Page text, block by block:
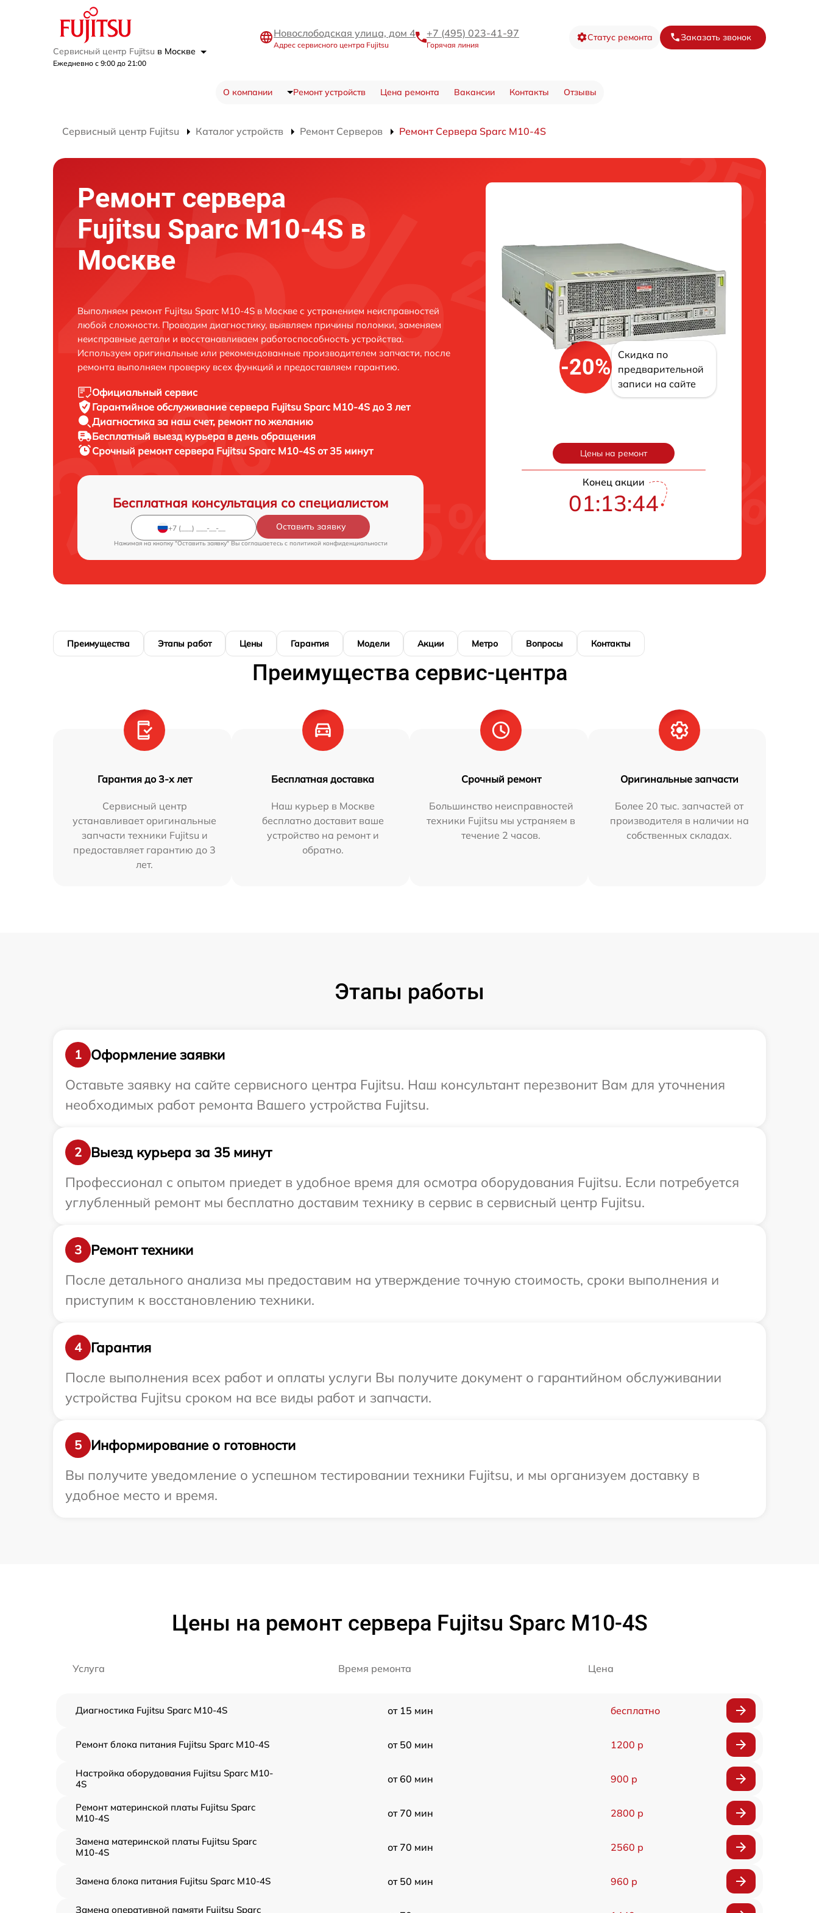
Сервисный центр Fujitsu в Москве
Ежедневно с 9:00 до 21:00
Новослободская улица, дом 4
Адрес сервисного центра Fujitsu
+7 (495) 023-41-97
Горячая линия
Статус ремонта Заказать звонок
О компании Ремонт устройств Цена ремонта Вакансии Контакты Отзывы
Сервисный центр Fujitsu Каталог устройств Ремонт Серверов Ремонт Сервера Sparc M10-4S
Ремонт сервера
Fujitsu Sparc M10-4S в
Москве
Выполняем ремонт Fujitsu Sparc M10-4S в Москве с устранением неисправностей
любой сложности. Проводим диагностику, выявляем причины поломки, заменяем
неисправные детали и восстанавливаем работоспособность устройства.
Используем оригинальные или рекомендованные производителем запчасти, после
ремонта выполняем проверку всех функций и предоставляем гарантию.
Официальный сервис
Гарантийное обслуживание сервера Fujitsu Sparc M10-4S до 3 лет
Диагностика за наш счет, ремонт по желанию
Бесплатный выезд курьера в день обращения
Срочный ремонтсервера Fujitsu Sparc M10-4S от 35 минут
Бесплатная консультация со специалистом
Оставить заявку
Нажимая на кнопку "Оставить заявку" Вы соглашаетесь c политикой конфиденциальности
-20%
Скидка по
предварительной
записи на сайте
Цены на ремонт
Конец акции
01:13:43
Преимущества Этапы работ Цены Гарантия Модели Акции Метро Вопросы Контакты
Преимущества сервис-центра
Гарантия до 3-х лет
Сервисный центр
устанавливает оригинальные
запчасти техники Fujitsu и
предоставляет гарантию до 3
лет.
Бесплатная доставка
Наш курьер в Москве
бесплатно доставит ваше
устройство на ремонт и
обратно.
Срочный ремонт
Большинство неисправностей
техники Fujitsu мы устраняем в
течение 2 часов.
Оригинальные запчасти
Более 20 тыс. запчастей от
производителя в наличии на
собственных складах.
Этапы работы
1
Оформление заявки
Оставьте заявку на сайте сервисного центра Fujitsu. Наш консультант перезвонит Вам для уточнения
необходимых работ ремонта Вашего устройства Fujitsu.
2
Выезд курьера за 35 минут
Профессионал с опытом приедет в удобное время для осмотра оборудования Fujitsu. Если потребуется
углубленный ремонт мы бесплатно доставим технику в сервис в сервисный центр Fujitsu.
3
Ремонт техники
После детального анализа мы предоставим на утверждение точную стоимость, сроки выполнения и
приступим к восстановлению техники.
4
Гарантия
После выполнения всех работ и оплаты услуги Вы получите документ о гарантийном обслуживании
устройства Fujitsu сроком на все виды работ и запчасти.
5
Информирование о готовности
Вы получите уведомление о успешном тестировании техники Fujitsu, и мы организуем доставку в
удобное место и время.
Цены на ремонт сервера Fujitsu Sparc M10-4S
Услуга Время ремонта Цена
Диагностика Fujitsu Sparc M10-4S от 15 мин бесплатно
Ремонт блока питания Fujitsu Sparc M10-4S от 50 мин 1200 р
Настройка оборудования Fujitsu Sparc M10-
4S
от 60 мин 900 р
Ремонт материнской платы Fujitsu Sparc
M10-4S
от 70 мин 2800 р
Замена материнской платы Fujitsu Sparc
M10-4S
от 70 мин 2560 р
Замена блока питания Fujitsu Sparc M10-4S от 50 мин 960 р
Замена оперативной памяти Fujitsu Sparc